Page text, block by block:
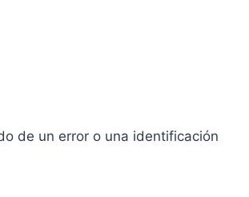
de un error o una identificación